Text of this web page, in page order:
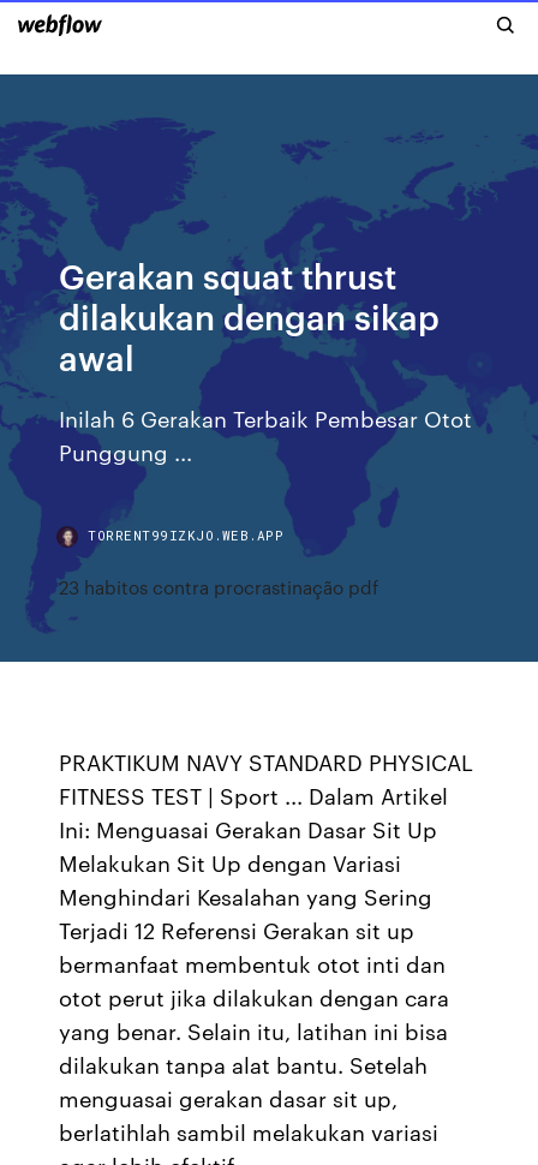
Gerakan squat thrust
dilakukan dengan sikap
awal
Inilah 6 Gerakan Terbaik Pembesar Otot
Punggung ...
TORRENT99IZKJO.WEB.APP
23 habitos contra procrastinação pdf
PRAKTIKUM NAVY STANDARD PHYSICAL
FITNESS TEST | Sport ... Dalam Artikel
Ini: Menguasai Gerakan Dasar Sit Up
Melakukan Sit Up dengan Variasi
Menghindari Kesalahan yang Sering
Terjadi 12 Referensi Gerakan sit up
bermanfaat membentuk otot inti dan
otot perut jika dilakukan dengan cara
yang benar. Selain itu, latihan ini bisa
dilakukan tanpa alat bantu. Setelah
menguasai gerakan dasar sit up,
berlatihlah sambil melakukan variasi